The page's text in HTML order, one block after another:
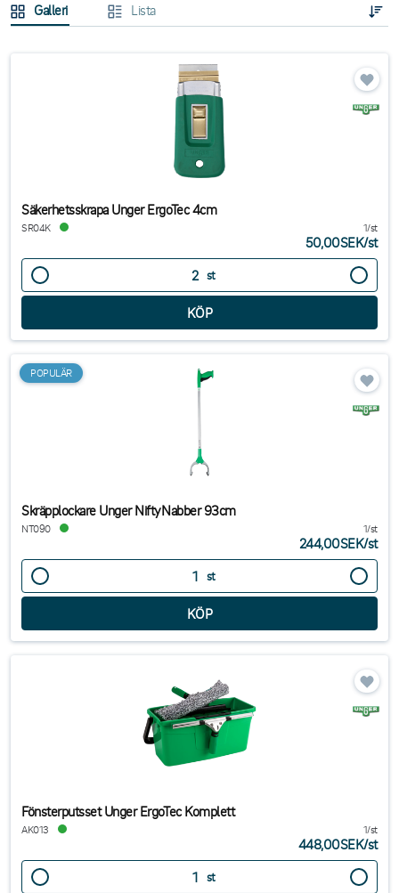
Galleri Lista
Säkerhetsskrapa Unger ErgoTec 4cm
SR04K 1/st
50,00SEK/st
st
POPULÄR
Skräpplockare Unger NiftyNabber 93cm
NT090 1/st
244,00SEK/st
st
Fönsterputsset Unger ErgoTec Komplett
AK013 1/st
448,00SEK/st
st